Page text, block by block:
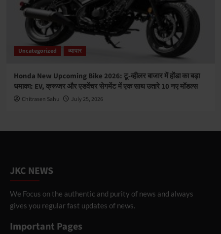
Uncategorized व्यापार
Honda New Upcoming Bike 2026: टू-व्हीलर बाजार में होंडा का बड़ा
धमाका: EV, क्रूजर और एडवेंचर सेगमेंट में एक साथ उतारे 10 नए मॉडल्स
Chitrasen Sahu July 25, 2026
JKC NEWS
We Focus on the authentic and purity of news and always
gives you regular fast updates of news.
Important Pages